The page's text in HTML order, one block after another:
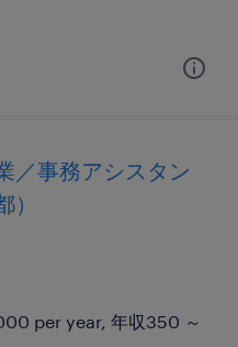
／事務アシスタン
per year, 年収350 ～